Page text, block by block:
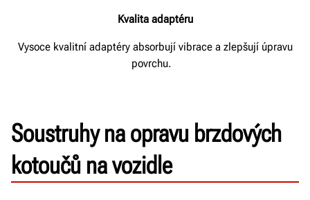
Kvalita adaptéru
Vysoce kvalitní adaptéry absorbují vibrace a zlepšují úpravu
povrchu.
Soustruhy na opravu brzdových
kotoučů na vozidle